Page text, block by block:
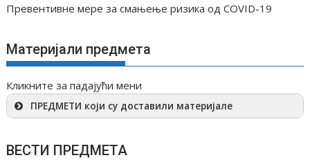
Превентивне мере за смањење ризика од COVID-19
Материјали предмета
Кликните за падајући мени
ПРЕДМЕТИ који су доставили материјале
ВЕСТИ ПРЕДМЕТА